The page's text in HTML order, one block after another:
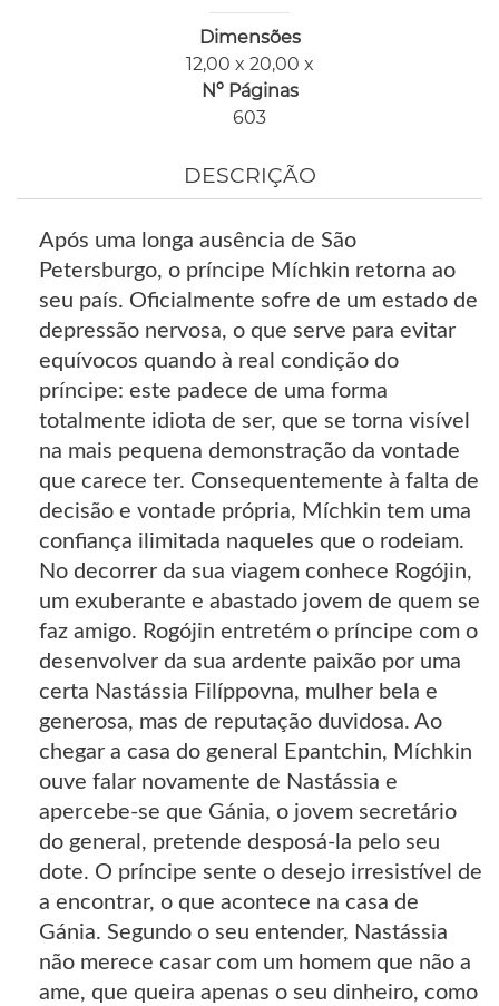
Dimensões
12,00 x 20,00 x
Nº Páginas
603
DESCRIÇÃO
Após uma longa ausência de São
Petersburgo, o príncipe Míchkin retorna ao
seu país. Oficialmente sofre de um estado de
depressão nervosa, o que serve para evitar
equívocos quando à real condição do
príncipe: este padece de uma forma
totalmente idiota de ser, que se torna visível
na mais pequena demonstração da vontade
que carece ter. Consequentemente à falta de
decisão e vontade própria, Míchkin tem uma
confiança ilimitada naqueles que o rodeiam.
No decorrer da sua viagem conhece Rogójin,
um exuberante e abastado jovem de quem se
faz amigo. Rogójin entretém o príncipe com o
desenvolver da sua ardente paixão por uma
certa Nastássia Filíppovna, mulher bela e
generosa, mas de reputação duvidosa. Ao
chegar a casa do general Epantchin, Míchkin
ouve falar novamente de Nastássia e
apercebe-se que Gánia, o jovem secretário
do general, pretende desposá-la pelo seu
dote. O príncipe sente o desejo irresistível de
a encontrar, o que acontece na casa de
Gánia. Segundo o seu entender, Nastássia
não merece casar com um homem que não a
ame, que queira apenas o seu dinheiro, como